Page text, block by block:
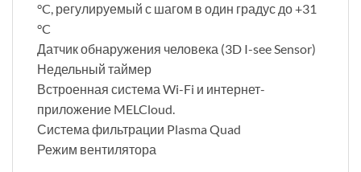
°C, регулируемый с шагом в один градус до +31
°C
Датчик обнаружения человека (3D I-see Sensor)
Недельный таймер
Встроенная система Wi-Fi и интернет-
приложение MELCloud.
Система фильтрации Plasma Quad
Режим вентилятора